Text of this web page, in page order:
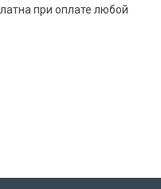
при оплате любой